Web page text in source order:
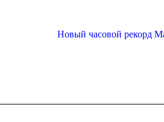
Новый часовой рекорд